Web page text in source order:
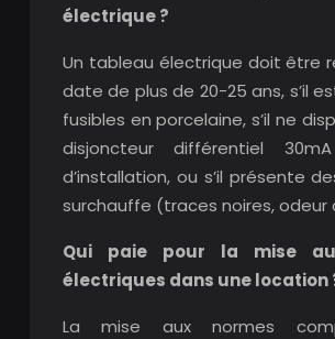
électrique ?
Un tableau électrique doit être
date de plus de 20-25 ans, s’il
fusibles en porcelaine, s’il ne
disjoncteur différentiel
d’installation, ou s’il présente
surchauffe (traces noires, odeur
Qui paie pour la mise
électriques dans une location
La mise aux normes